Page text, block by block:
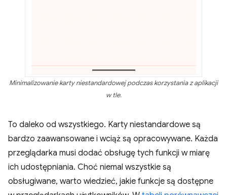
Minimalizowanie karty niestandardowej podczas korzystania z aplikacji
w tle.
To daleko od wszystkiego. Karty niestandardowe są
bardzo zaawansowane i wciąż są opracowywane. Każda
przeglądarka musi dodać obsługę tych funkcji w miarę
ich udostępniania. Choć niemal wszystkie są
obsługiwane, warto wiedzieć, jakie funkcje są dostępne